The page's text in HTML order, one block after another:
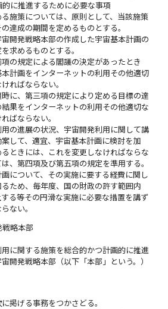
に推進するために必要な事項
施策については、原則として、当該施策
達成の期間を定めるものとする。
開発戦略本部の作成した宇宙基本計画の
求めるものとする。
の規定による閣議の決定があったとき
計画をインターネットの利用その他適切
ればならない。
に、第三項の規定により定める目標の達
果をインターネットの利用その他適切な
ばならない。
の進展の状況、宇宙開発利用に関して講
して、適宜、宇宙基本計画に検討を加
ときには、これを変更しなければならな
、第四項及び第五項の規定を準用する。
について、その実施に要する経費に関し
ため、毎年度、国の財政の許す範囲内
る等その円滑な実施に必要な措置を講ず
ない。
略本部
に関する施策を総合的かつ計画的に推進
開発戦略本部（以下「本部」という。）
掲げる事務をつかさどる。